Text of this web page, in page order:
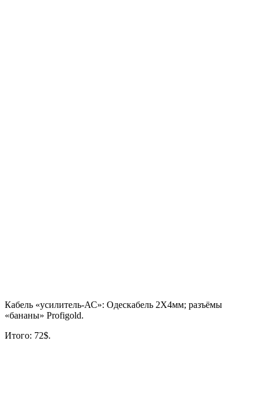
Кабель «усилитель-АС»: Одескабель 2Х4мм; разъёмы
«бананы» Profigold.
Итого: 72$.